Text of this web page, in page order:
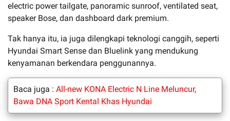
electric power tailgate, panoramic sunroof, ventilated seat,
speaker Bose, dan dashboard dark premium.
Tak hanya itu, ia juga dilengkapi teknologi canggih, seperti
Hyundai Smart Sense dan Bluelink yang mendukung
kenyamanan berkendara penggunannya.
Baca juga : All-new KONA Electric N Line Meluncur,
Bawa DNA Sport Kental Khas Hyundai